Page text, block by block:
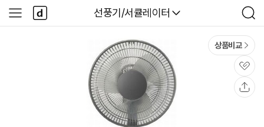
다나와
선풍기/서큘레이터
검
색
사
이
다
나
와
상품비교
관
심